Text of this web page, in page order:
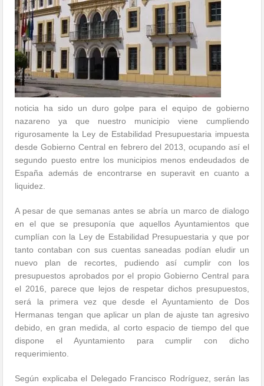
noticia ha sido un duro golpe para el equipo de gobierno
nazareno ya que nuestro municipio viene cumpliendo
rigurosamente la Ley de Estabilidad Presupuestaria impuesta
desde Gobierno Central en febrero del 2013, ocupando así el
segundo puesto entre los municipios menos endeudados de
España además de encontrarse en superavit en cuanto a
liquidez.
A pesar de que semanas antes se abría un marco de dialogo
en el que se presuponía que aquellos Ayuntamientos que
cumplían con la Ley de Estabilidad Presupuestaria y que por
tanto contaban con sus cuentas saneadas podían eludir un
nuevo plan de recortes, pudiendo así cumplir con los
presupuestos aprobados por el propio Gobierno Central para
el 2016, parece que lejos de respetar dichos presupuestos,
será la primera vez que desde el Ayuntamiento de Dos
Hermanas tengan que aplicar un plan de ajuste tan agresivo
debido, en gran medida, al corto espacio de tiempo del que
dispone el Ayuntamiento para cumplir con dicho
requerimiento.
Según explicaba el Delegado Francisco Rodríguez, serán las